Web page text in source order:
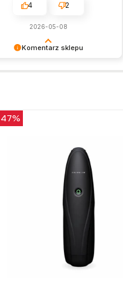
Komentarz sklepu
- dziękujemy raz jeszcze i
nadzieję - do szybkiego
4 2
2026-05-08